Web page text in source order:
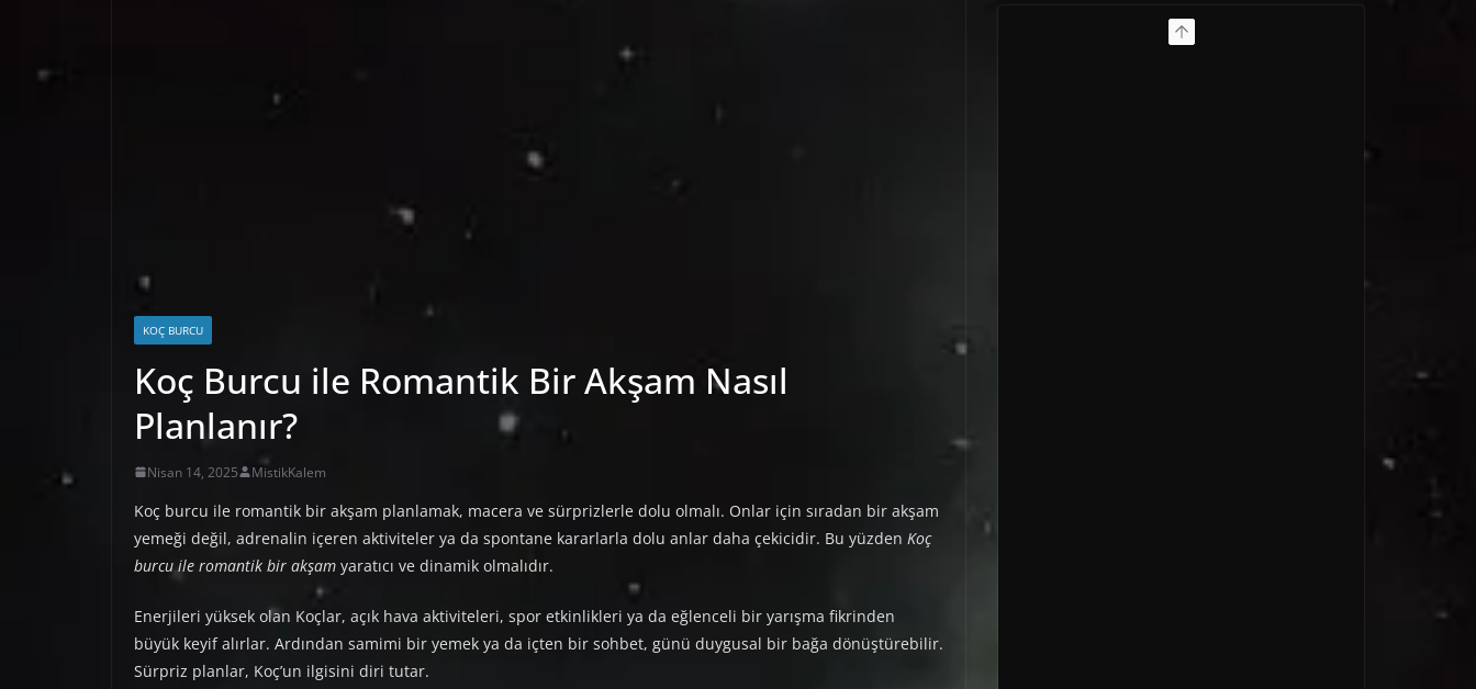
KOÇ BURCU
Koç Burcu ile Romantik Bir Akşam Nasıl
Planlanır?
Nisan 14, 2025 MistikKalem
Koç burcu ile romantik bir akşam planlamak, macera ve sürprizlerle dolu olmalı. Onlar için sıradan bir akşam
yemeği değil, adrenalin içeren aktiviteler ya da spontane kararlarla dolu anlar daha çekicidir. Bu yüzden Koç
burcu ile romantik bir akşam yaratıcı ve dinamik olmalıdır.
Enerjileri yüksek olan Koçlar, açık hava aktiviteleri, spor etkinlikleri ya da eğlenceli bir yarışma fikrinden
büyük keyif alırlar. Ardından samimi bir yemek ya da içten bir sohbet, günü duygusal bir bağa dönüştürebilir.
Sürpriz planlar, Koç’un ilgisini diri tutar.